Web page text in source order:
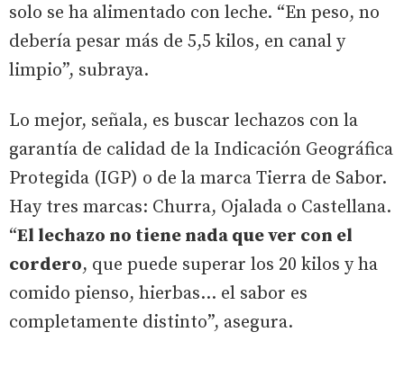
solo se ha alimentado con leche. “En peso, no
debería pesar más de 5,5 kilos, en canal y
limpio”, subraya.
Lo mejor, señala, es buscar lechazos con la
garantía de calidad de la Indicación Geográfica
Protegida (IGP) o de la marca Tierra de Sabor.
Hay tres marcas: Churra, Ojalada o Castellana.
“El lechazo no tiene nada que ver con el
cordero, que puede superar los 20 kilos y ha
comido pienso, hierbas… el sabor es
completamente distinto”, asegura.